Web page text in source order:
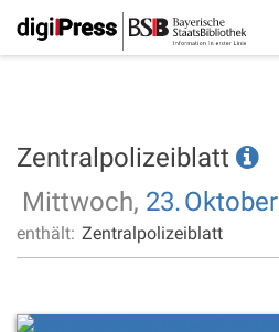
Zentralpolizeiblatt
Mittwoch, 23.Oktober
enthält: Zentralpolizeiblatt